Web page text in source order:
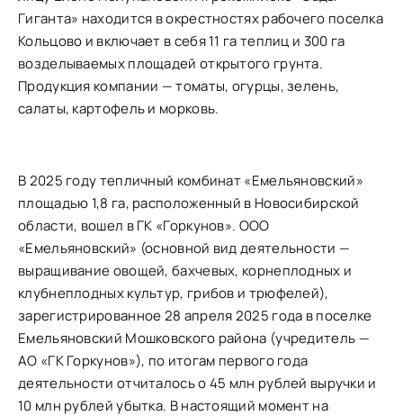
Гиганта» находится вокрестностях рабочего поселка
Кольцово и включает в себя 11 га теплиц и 300 га
возделываемых площадей открытого грунта.
Продукция компании — томаты, огурцы, зелень,
салаты, картофель и морковь.
В 2025 годутепличный комбинат «Емельяновский»
площадью 1,8 га, расположенный в Новосибирской
области, вошел в ГК «Горкунов». ООО
«Емельяновский» (основной вид деятельности —
выращивание овощей, бахчевых, корнеплодных и
клубнеплодных культур, грибов и трюфелей),
зарегистрированное 28 апреля 2025 года в поселке
Емельяновский Мошковского района (учредитель —
АО «ГК Горкунов»), по итогам первого года
деятельности отчиталось о 45 млн рублей выручки и
10 млн рублей убытка. В настоящий момент на